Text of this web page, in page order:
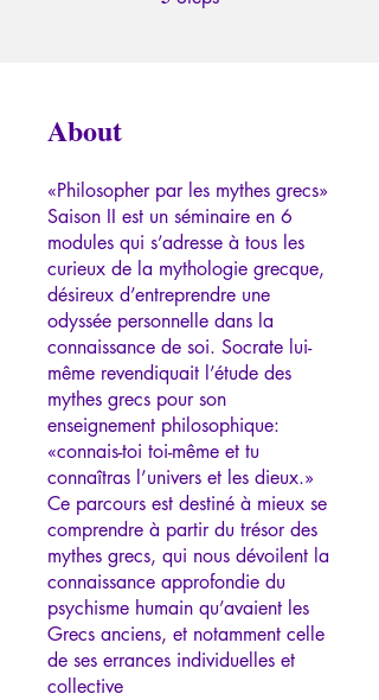
About
«Philosopher par les mythes grecs»
Saison II est un séminaire en 6
modules qui s’adresse à tous les
curieux de la mythologie grecque,
désireux d’entreprendre une
odyssée personnelle dans la
connaissance de soi. Socrate lui-
même revendiquait l’étude des
mythes grecs pour son
enseignement philosophique:
«connais-toi toi-même et tu
connaîtras l’univers et les dieux.»
Ce parcours est destiné à mieux se
comprendre à partir du trésor des
mythes grecs, qui nous dévoilent la
connaissance approfondie du
psychisme humain qu’avaient les
Grecs anciens, et notamment celle
de ses errances individuelles et
collective